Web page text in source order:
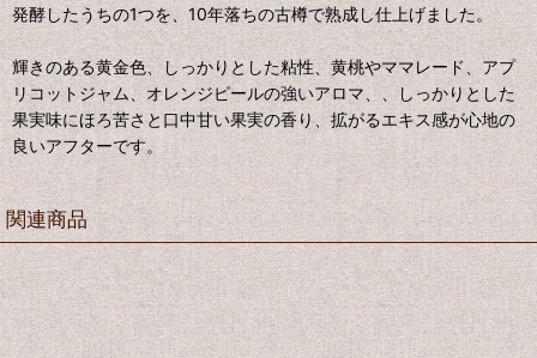
発酵したうちの1つを、10年落ちの古樽で熟成し仕上げました。
輝きのある黄金色、しっかりとした粘性、黄桃やママレード、アプ
リコットジャム、オレンジピールの強いアロマ、、しっかりとした
果実味にほろ苦さと口中甘い果実の香り、拡がるエキス感が心地の
良いアフターです。
関連商品